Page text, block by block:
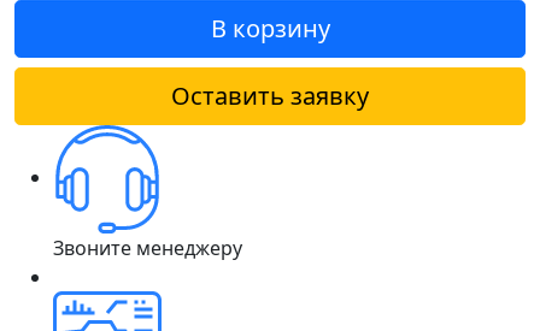
В корзину
Оставить заявку
Звоните менеджеру